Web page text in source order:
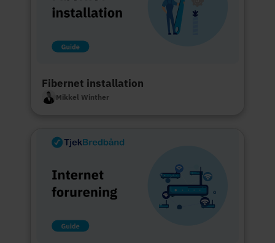
Fibernet installation
Mikkel Winther